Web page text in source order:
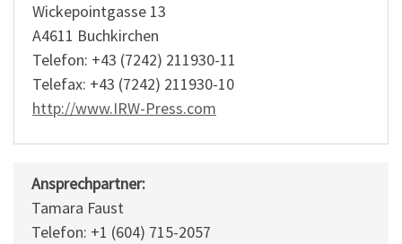
Wickepointgasse 13
A4611 Buchkirchen
Telefon: +43 (7242) 211930-11
Telefax: +43 (7242) 211930-10
http://www.IRW-Press.com
Ansprechpartner:
Tamara Faust
Telefon: +1 (604) 715-2057